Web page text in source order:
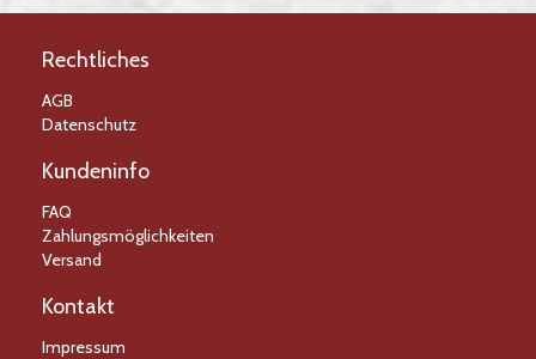
Rechtliches
AGB
Datenschutz
Kundeninfo
FAQ
Zahlungsmöglichkeiten
Versand
Kontakt
Impressum